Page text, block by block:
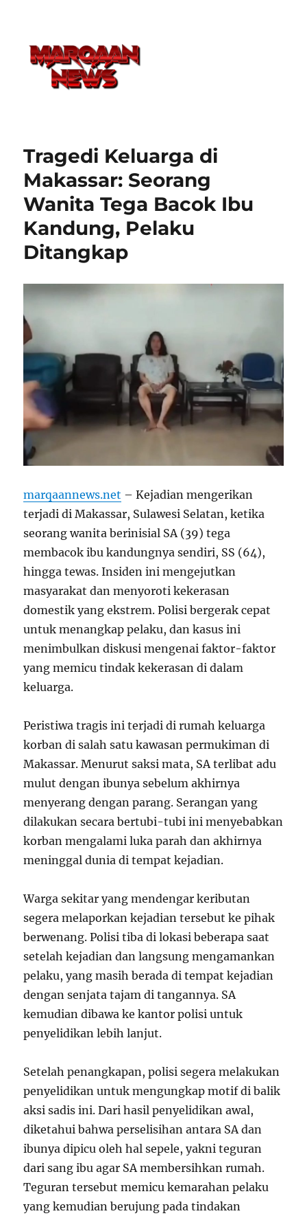
Tragedi Keluarga di
Makassar: Seorang
Wanita Tega Bacok Ibu
Kandung, Pelaku
Ditangkap
marqaannews.net – Kejadian mengerikan
terjadi di Makassar, Sulawesi Selatan, ketika
seorang wanita berinisial SA (39) tega
membacok ibu kandungnya sendiri, SS (64),
hingga tewas. Insiden ini mengejutkan
masyarakat dan menyoroti kekerasan
domestik yang ekstrem. Polisi bergerak cepat
untuk menangkap pelaku, dan kasus ini
menimbulkan diskusi mengenai faktor-faktor
yang memicu tindak kekerasan di dalam
keluarga.
Peristiwa tragis ini terjadi di rumah keluarga
korban di salah satu kawasan permukiman di
Makassar. Menurut saksi mata, SA terlibat adu
mulut dengan ibunya sebelum akhirnya
menyerang dengan parang. Serangan yang
dilakukan secara bertubi-tubi ini menyebabkan
korban mengalami luka parah dan akhirnya
meninggal dunia di tempat kejadian.
Warga sekitar yang mendengar keributan
segera melaporkan kejadian tersebut ke pihak
berwenang. Polisi tiba di lokasi beberapa saat
setelah kejadian dan langsung mengamankan
pelaku, yang masih berada di tempat kejadian
dengan senjata tajam di tangannya. SA
kemudian dibawa ke kantor polisi untuk
penyelidikan lebih lanjut.
Setelah penangkapan, polisi segera melakukan
penyelidikan untuk mengungkap motif di balik
aksi sadis ini. Dari hasil penyelidikan awal,
diketahui bahwa perselisihan antara SA dan
ibunya dipicu oleh hal sepele, yakni teguran
dari sang ibu agar SA membersihkan rumah.
Teguran tersebut memicu kemarahan pelaku
yang kemudian berujung pada tindakan